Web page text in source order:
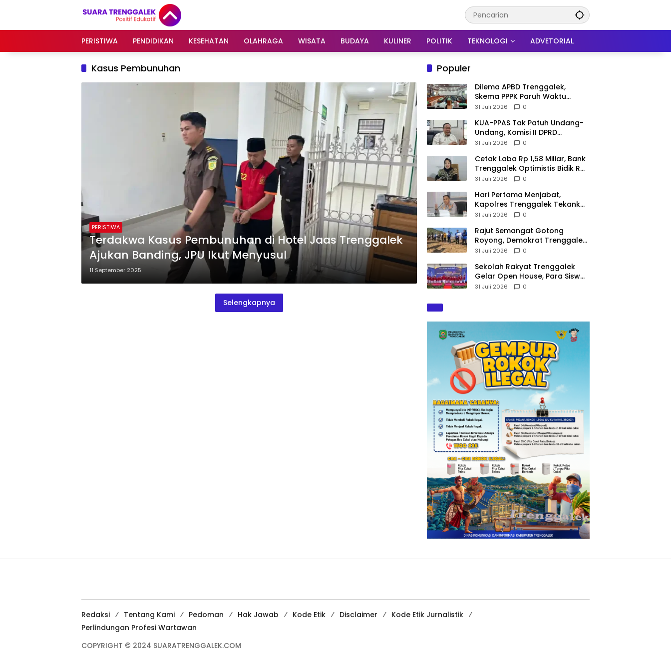
PERISTIWA
PENDIDIKAN KESEHATAN OLAHRAGA WISATA BUDAYA KULINER POLITIK TEKNOLOGI ADVETORIAL
Kasus Pembunuhan
PERISTIWA
Terdakwa Kasus Pembunuhan di Hotel Jaas Trenggalek
Ajukan Banding, JPU Ikut Menyusul
11 September 2025
Selengkapnya
Populer
Dilema APBD Trenggalek,
Skema PPPK Paruh Waktu
Mengemuka Demi Pangkas Rp
31 Juli 2026 0
KUA-PPAS Tak Patuh Undang-
Undang, Komisi II DPRD
Trenggalek: APBD 2027
31 Juli 2026 0
Cetak Laba Rp 1,58 Miliar, Bank
Trenggalek Optimistis Bidik Rp
3 Miliar hingga Akhir Tahun
31 Juli 2026 0
Hari Pertama Menjabat,
Kapolres Trenggalek Tekankan
Anggota Disiplin Hindari
31 Juli 2026 0
​Rajut Semangat Gotong
Royong, Demokrat Trenggalek
Gaungkan Gerakan Langit Biru
31 Juli 2026 0
Sekolah Rakyat Trenggalek
Gelar Open House, Para Siswa
Mulai Tempati Gedung Baru
31 Juli 2026 0
Redaksi Tentang Kami Pedoman Hak Jawab Kode Etik Disclaimer
Kode Etik Jurnalistik
Perlindungan Profesi Wartawan
COPYRIGHT © 2024 SUARATRENGGALEK.COM